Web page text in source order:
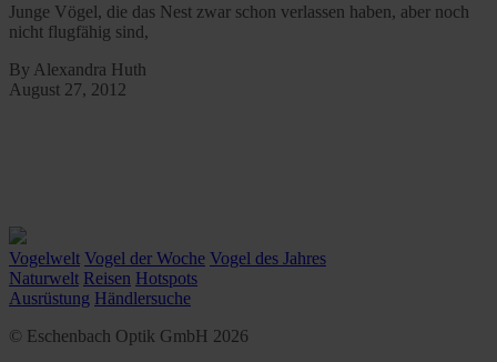
Junge Vögel, die das Nest zwar schon verlassen haben, aber noch
nicht flugfähig sind,
By Alexandra Huth
August 27, 2012
Vogelwelt Vogel der Woche Vogel des Jahres
Naturwelt Reisen Hotspots
Ausrüstung Händlersuche
© Eschenbach Optik GmbH 2026